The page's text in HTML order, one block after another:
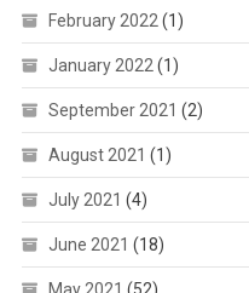
February 2022 (1)
January 2022 (1)
September 2021 (2)
August 2021 (1)
July 2021 (4)
June 2021 (18)